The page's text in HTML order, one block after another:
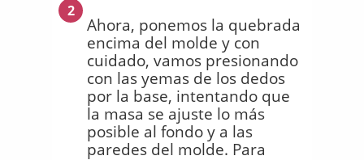
2
Ahora, ponemos la quebrada
encima del molde y con
cuidado, vamos presionando
con las yemas de los dedos
por la base, intentando que
la masa se ajuste lo más
posible al fondo y a las
paredes del molde. Para